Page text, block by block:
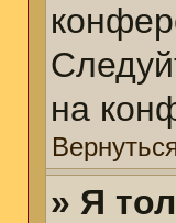
на
» Я